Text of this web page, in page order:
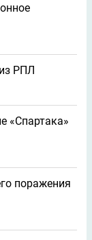
РПЛ
«Спартака»
поражения